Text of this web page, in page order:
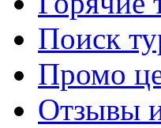
Поиск
Промо
Отзывы